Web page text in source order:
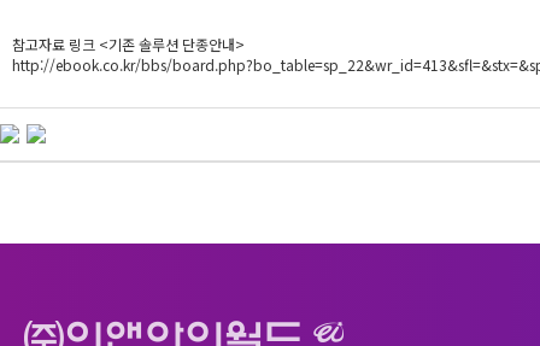
참고자료 링크 <기존 솔루션 단종안내>
http://ebook.co.kr/bbs/